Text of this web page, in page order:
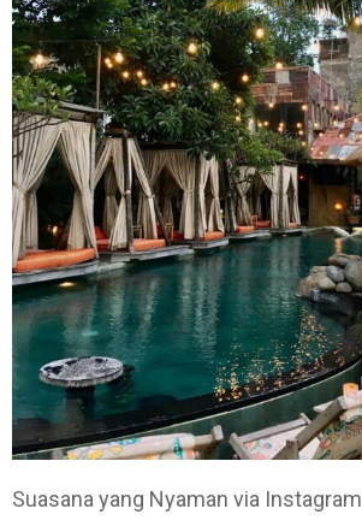
Suasana yang Nyaman via Instagram